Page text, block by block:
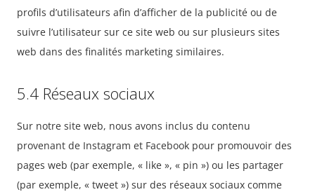
profils d’utilisateurs afin d’afficher de la publicité ou de
suivre l’utilisateur sur ce site web ou sur plusieurs sites
web dans des finalités marketing similaires.
5.4 Réseaux sociaux
Sur notre site web, nous avons inclus du contenu
provenant de Instagram et Facebook pour promouvoir des
pages web (par exemple, « like », « pin ») ou les partager
(par exemple, « tweet ») sur des réseaux sociaux comme